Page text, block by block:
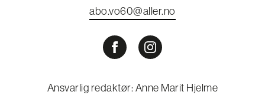
abo.vo60@aller.no
Ansvarlig redaktør: Anne Marit Hjelme